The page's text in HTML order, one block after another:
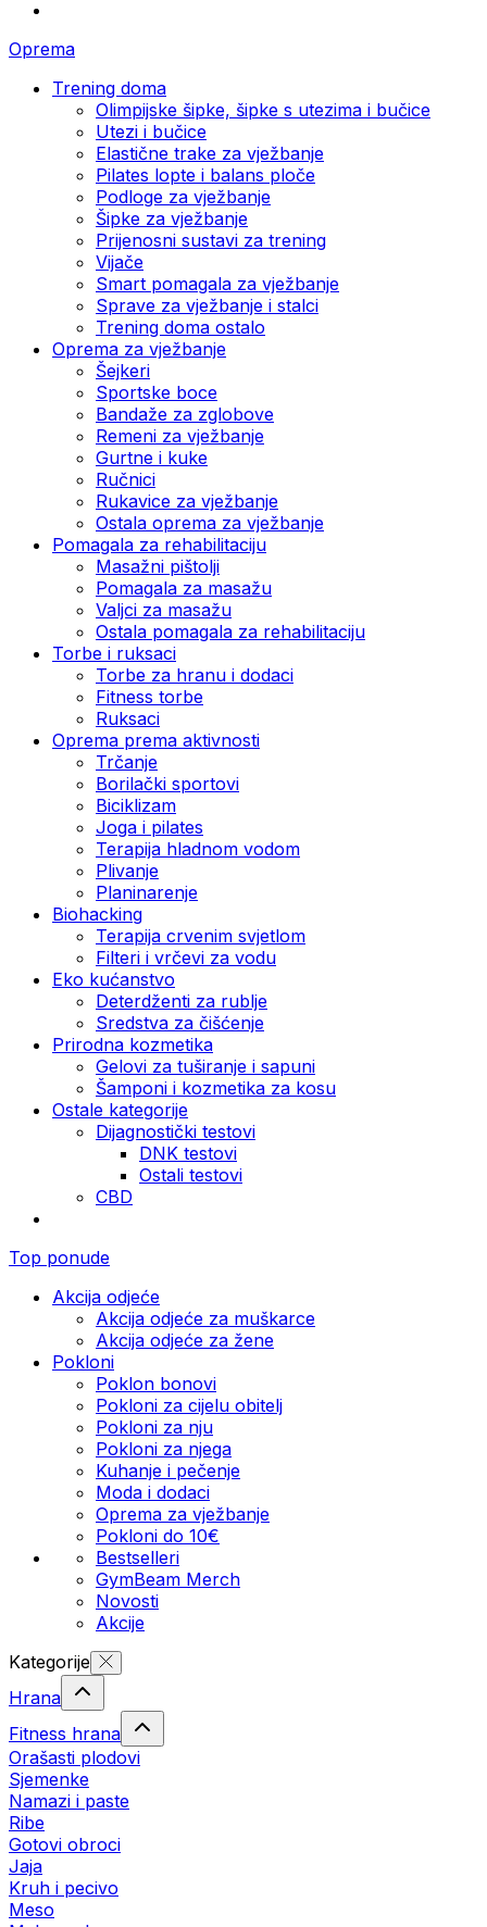
Oprema
Trening doma
Olimpijske šipke, šipke s utezima i bučice
Utezi i bučice
Elastične trake za vježbanje
Pilates lopte i balans ploče
Podloge za vježbanje
Šipke za vježbanje
Prijenosni sustavi za trening
Vijače
Smart pomagala za vježbanje
Sprave za vježbanje i stalci
Trening doma ostalo
Oprema za vježbanje
Šejkeri
Sportske boce
Bandaže za zglobove
Remeni za vježbanje
Gurtne i kuke
Ručnici
Rukavice za vježbanje
Ostala oprema za vježbanje
Pomagala za rehabilitaciju
Masažni pištolji
Pomagala za masažu
Valjci za masažu
Ostala pomagala za rehabilitaciju
Torbe i ruksaci
Torbe za hranu i dodaci
Fitness torbe
Ruksaci
Oprema prema aktivnosti
Trčanje
Borilački sportovi
Biciklizam
Joga i pilates
Terapija hladnom vodom
Plivanje
Planinarenje
Biohacking
Terapija crvenim svjetlom
Filteri i vrčevi za vodu
Eko kućanstvo
Deterdženti za rublje
Sredstva za čišćenje
Prirodna kozmetika
Gelovi za tuširanje i sapuni
Šamponi i kozmetika za kosu
Ostale kategorije
Dijagnostički testovi
DNK testovi
Ostali testovi
CBD
Top ponude
Akcija odjeće
Akcija odjeće za muškarce
Akcija odjeće za žene
Pokloni
Poklon bonovi
Pokloni za cijelu obitelj
Pokloni za nju
Pokloni za njega
Kuhanje i pečenje
Moda i dodaci
Oprema za vježbanje
Pokloni do 10€
Bestselleri
GymBeam Merch
Novosti
Akcije
Kategorije
Hrana
Fitness hrana
Orašasti plodovi
Sjemenke
Namazi i paste
Ribe
Gotovi obroci
Jaja
Kruh i pecivo
Meso